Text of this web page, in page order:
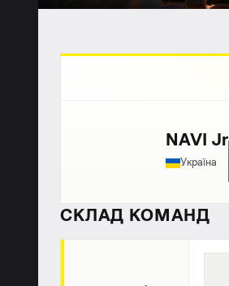
NAVI Jr
Україна
СКЛАД КОМАНД